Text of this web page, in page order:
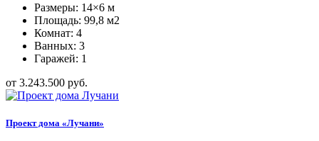
Размеры: 14×6 м
Площадь: 99,8 м2
Комнат: 4
Ванных: 3
Гаражей: 1
от 3.243.500 руб.
Проект дома «Лучани»